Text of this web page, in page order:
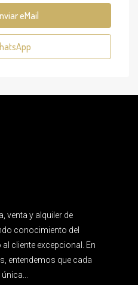
eMail
venta y alquiler de
conocimiento del
cliente excepcional. En
entendemos que cada